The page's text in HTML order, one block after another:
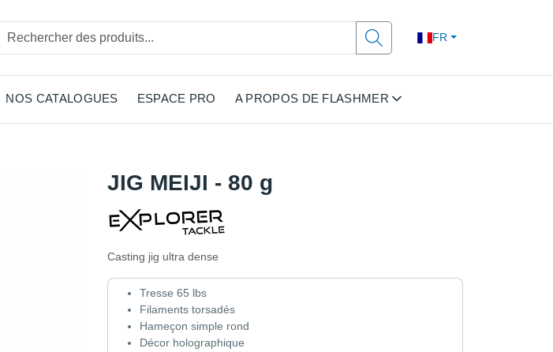
FR
NOS CATALOGUES ESPACE PRO A PROPOS DE FLASHMER
JIG MEIJI - 80 g
Casting jig ultra dense
Tresse 65 lbs
Filaments torsadés
Hameçon simple rond
Décor holographique